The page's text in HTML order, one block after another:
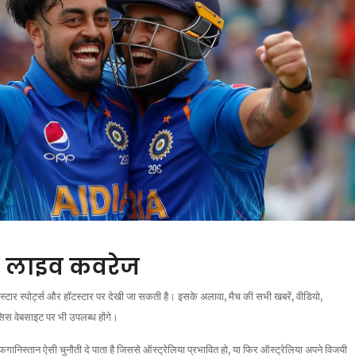
लाइव कवरेज
स्पोर्ट्स और हॉटस्टार पर देखी जा सकती है। इसके अलावा, मैच की सभी खबरें, वीडियो,
वेबसाइट पर भी उपलब्ध होंगे।
ऐसी चुनौती दे पाता है जिससे ऑस्ट्रेलिया प्रभावित हो, या फिर ऑस्ट्रेलिया अपने विजयी